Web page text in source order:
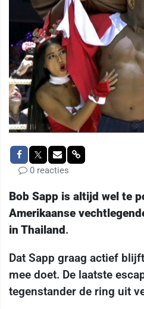
0 reacties
Bob Sapp is altijd wel te
Amerikaanse
in Thailand.
Dat Sapp graag actief
mee doet. De laatste
tegenstander de ring uit